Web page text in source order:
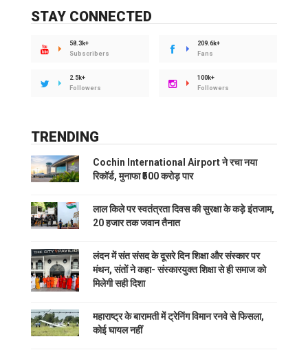
STAY CONNECTED
58.3k+
Subscribers
209.6k+
Fans
2.5k+
Followers
100k+
Followers
TRENDING
Cochin International Airport ने रचा नया
रिकॉर्ड, मुनाफा ₹500 करोड़ पार
लाल किले पर स्वतंत्रता दिवस की सुरक्षा के कड़े इंतजाम,
20 हजार तक जवान तैनात
लंदन में संत संसद के दूसरे दिन शिक्षा और संस्कार पर
मंथन, संतों ने कहा- संस्कारयुक्त शिक्षा से ही समाज को
मिलेगी सही दिशा
महाराष्ट्र के बारामती में ट्रेनिंग विमान रनवे से फिसला,
कोई घायल नहीं